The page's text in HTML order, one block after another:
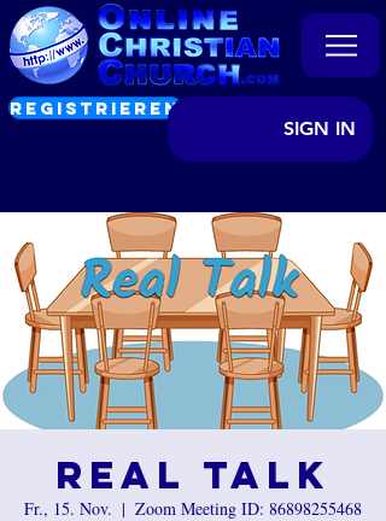
REGISTRIEREN
SIGN IN
Real Talk
Fr., 15. Nov.
  |
Zoom Meeting ID: 86898255468